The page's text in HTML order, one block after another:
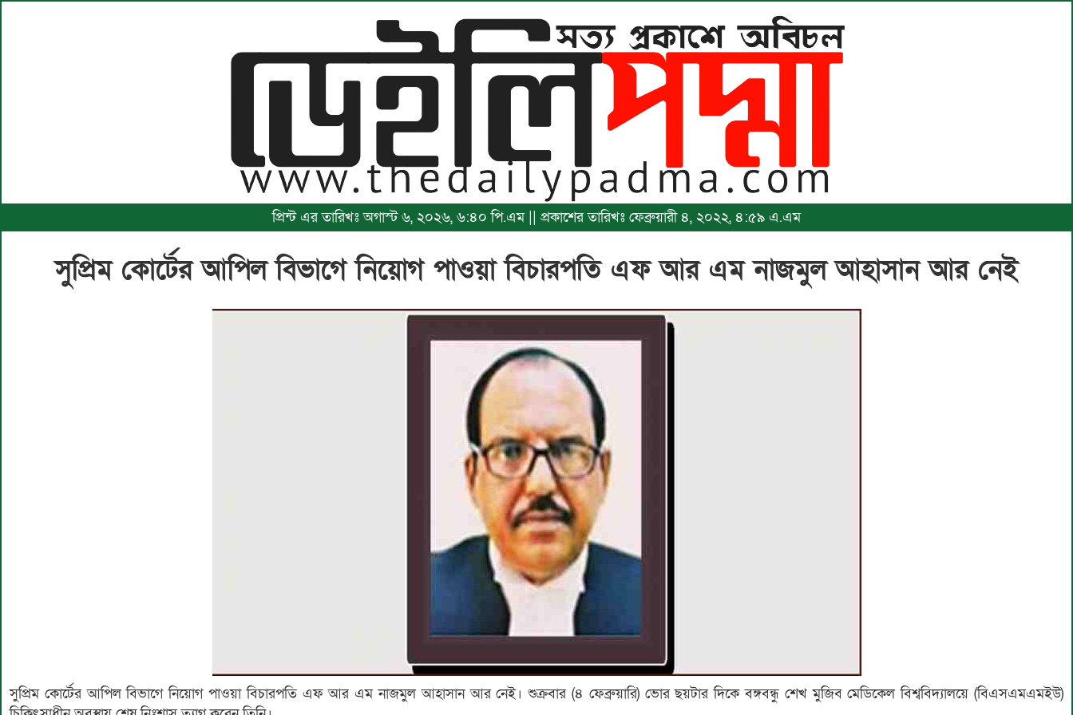
প্রিন্ট এর তারিখঃ অগাস্ট ৬, ২০২৬, ৬:৪০ পি.এম || প্রকাশের তারিখঃ ফেব্রুয়ারী ৪, ২০২২, ৪:৫৯ এ.এম
সুপ্রিম কোর্টের আপিল বিভাগে নিয়োগ পাওয়া বিচারপতি এফ আর এম নাজমুল আহাসান আর নেই
সুপ্রিম কোর্টের আপিল বিভাগে নিয়োগ পাওয়া বিচারপতি এফ আর এম নাজমুল আহাসান আর নেই। শুক্রবার (৪ ফেব্রুয়ারি) ভোর ছয়টার দিকে বঙ্গবন্ধু শেখ মুজিব মেডিকেল বিশ্ববিদ্যালয়ে (বিএসএমএমইউ)